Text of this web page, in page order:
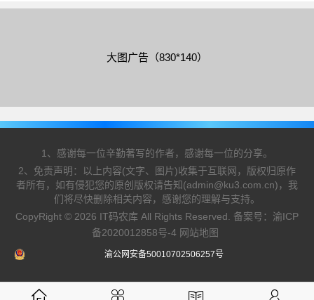
大图广告（830*140）
1、感谢每一位辛勤著写的作者，感谢每一位的分享。
2、免责声明：以上内容(文字、图片)收集于互联网，版权归原作
者所有，如有侵犯您的原创版权请告知(admin@ku3.com.cn)，我
们将尽快删除相关内容，感谢您的理解与支持。
CopyRight © 2026 IT码农库 All Rights Reserved. 备案号： 渝ICP
备2020012858号-4 网站地图
渝公网安备50010702506257号